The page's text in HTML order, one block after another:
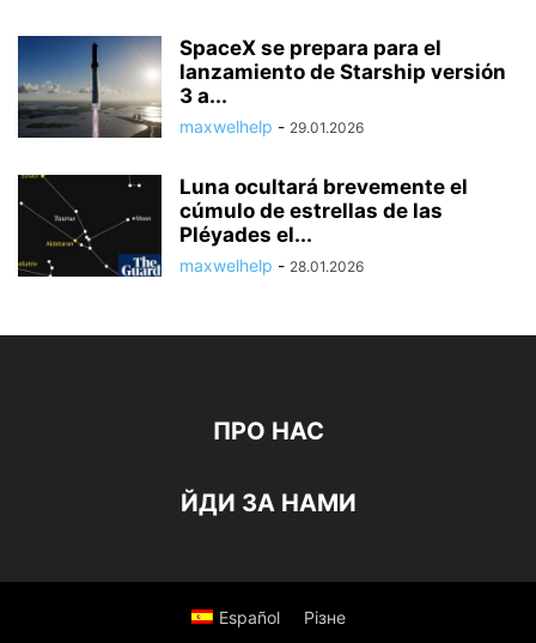
SpaceX se prepara para el
lanzamiento de Starship versión
3 a...
maxwelhelp - 29.01.2026
Luna ocultará brevemente el
cúmulo de estrellas de las
Pléyades el...
maxwelhelp - 28.01.2026
ПРО НАС
ЙДИ ЗА НАМИ
Español Різне